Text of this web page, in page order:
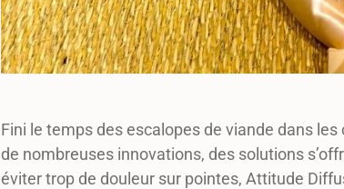
Fini le temps des escalopes de viande dans
de nombreuses innovations, des solutions
éviter trop de douleur sur pointes, Attitude